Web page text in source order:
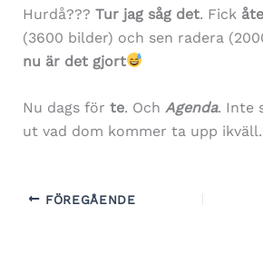
Hurdå??? Tur jag såg det. Fick
(3600 bilder) och sen radera
nu är det gjort
Nu dags för te. Och Agenda. Inte
ut vad dom kommer ta upp ikväll.
FÖREGÅENDE